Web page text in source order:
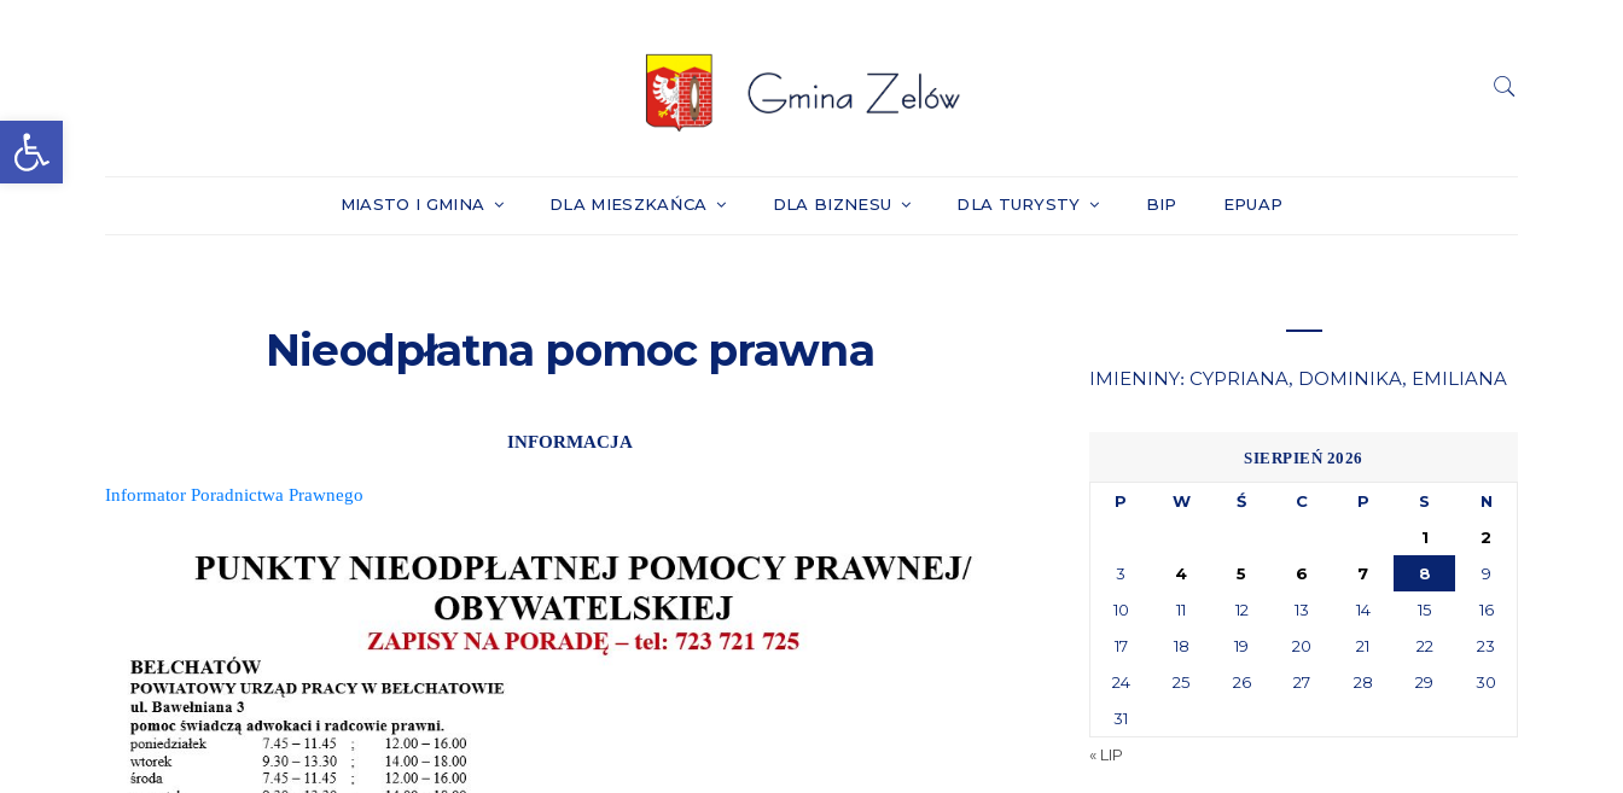
Otwórz pasek narzędzi
MIASTO I GMINA DLA MIESZKAŃCA DLA BIZNESU DLA TURYSTY BIP EPUAP
Nieodpłatna pomoc prawna
INFORMACJA
Informator Poradnictwa Prawnego
IMIENINY: CYPRIANA, DOMINIKA, EMILIANA
SIERPIEŃ 2026
P W Ś C P S
N
1
2
3
4 5 6 7 8
9
10
11 12 13 14 15
16
17
18 19 20 21 22
23
24
25 26 27 28 29
30
31
« LIP